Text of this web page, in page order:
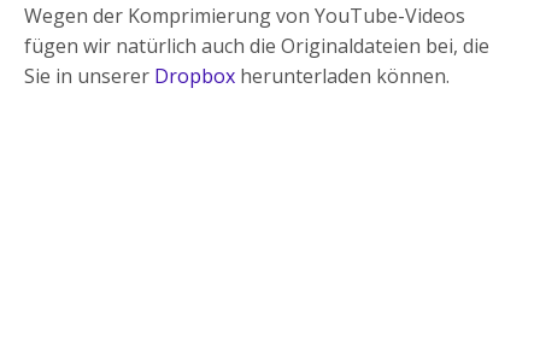
Wegen der Komprimierung von YouTube-Videos
fügen wir natürlich auch die Originaldateien bei, die
Sie in unserer Dropbox herunterladen können.